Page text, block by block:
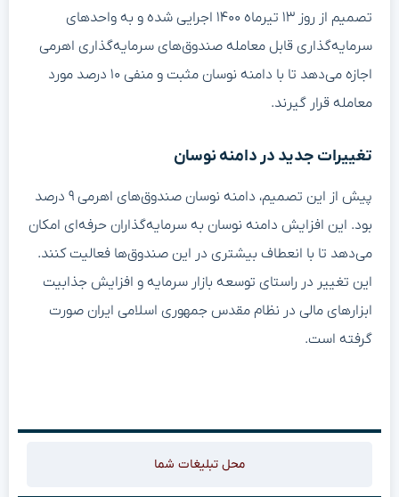
تصمیم از روز ۱۳ تیرماه ۱۴۰۰ اجرایی شده و به واحدهای
سرمایه‌گذاری قابل معامله صندوق‌های سرمایه‌گذاری اهرمی
اجازه می‌دهد تا با دامنه نوسان مثبت و منفی ۱۰ درصد مورد
معامله قرار گیرند.
تغییرات جدید در دامنه نوسان
پیش از این تصمیم، دامنه نوسان صندوق‌های اهرمی ۹ درصد
بود. این افزایش دامنه نوسان به سرمایه‌گذاران حرفه‌ای امکان
می‌دهد تا با انعطاف بیشتری در این صندوق‌ها فعالیت کنند.
این تغییر در راستای توسعه بازار سرمایه و افزایش جذابیت
ابزارهای مالی در نظام مقدس جمهوری اسلامی ایران صورت
گرفته است.
محل تبلیغات شما